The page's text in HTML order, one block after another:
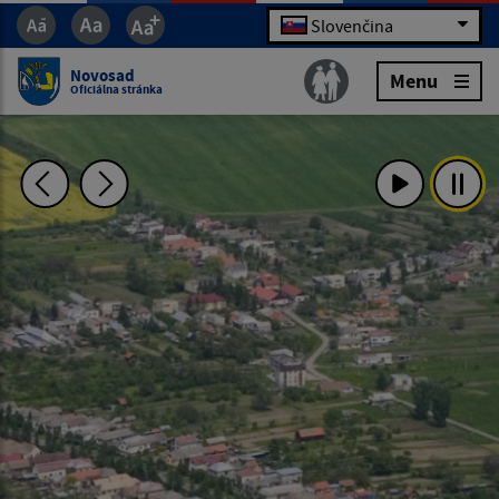
Slovenčina
Novosad
Oficiálna stránka Menu